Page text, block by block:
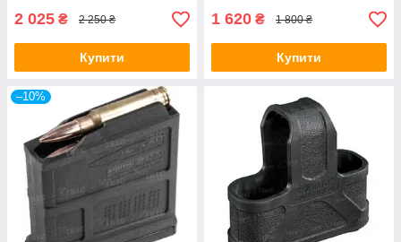
2 025 ₴ 2 250 ₴
Купити
1 620 ₴ 1 800 ₴
Купити
–10%